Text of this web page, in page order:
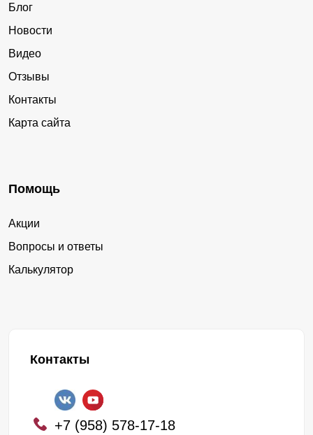
Блог
Новости
Видео
Отзывы
Контакты
Карта сайта
Помощь
Акции
Вопросы и ответы
Калькулятор
Контакты
+7 (958) 578-17-18